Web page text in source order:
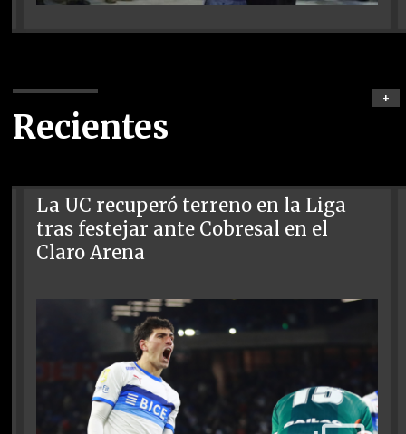
Recientes
+
La UC recuperó terreno en la Liga
tras festejar ante Cobresal en el
Claro Arena